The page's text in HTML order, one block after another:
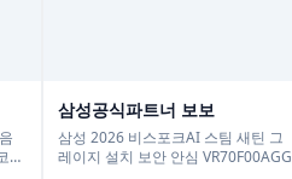
프
삼성공식파트너 보보
삼성 2026 비스포크AI 스팀 새틴 그
레이지 설치 보안 안심 VR70F00AGG